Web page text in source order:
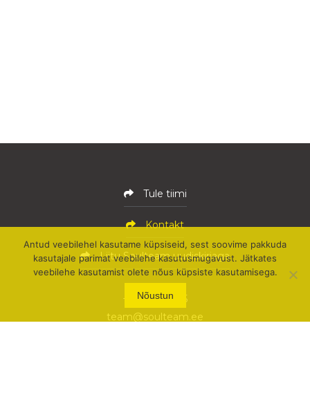
Tule tiimi
Kontakt
Liitu Soulteam uudiskirjaga
+372 515 9455
team@soulteam.ee
Antud veebilehel kasutame küpsiseid, sest soovime pakkuda
kasutajale parimat veebilehe kasutusmugavust. Jätkates
veebilehe kasutamist olete nõus küpsiste kasutamisega.
Nõustun